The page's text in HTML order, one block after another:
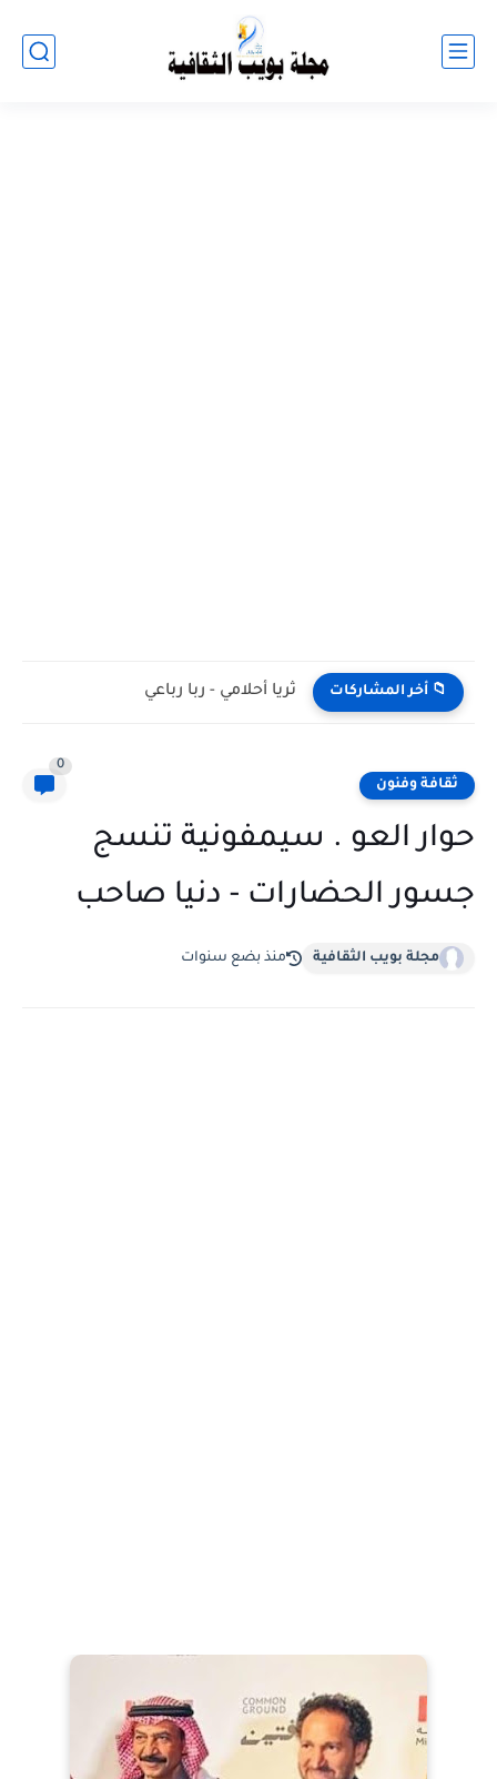
📁 أخر المشاركات ثريا أحلامي - ربا رباعي
ثقافة وفنون
0
حوار العو . سيمفونية تنسج
جسور الحضارات - دنيا صاحب
مجلة بويب الثقافية منذ بضع سنوات